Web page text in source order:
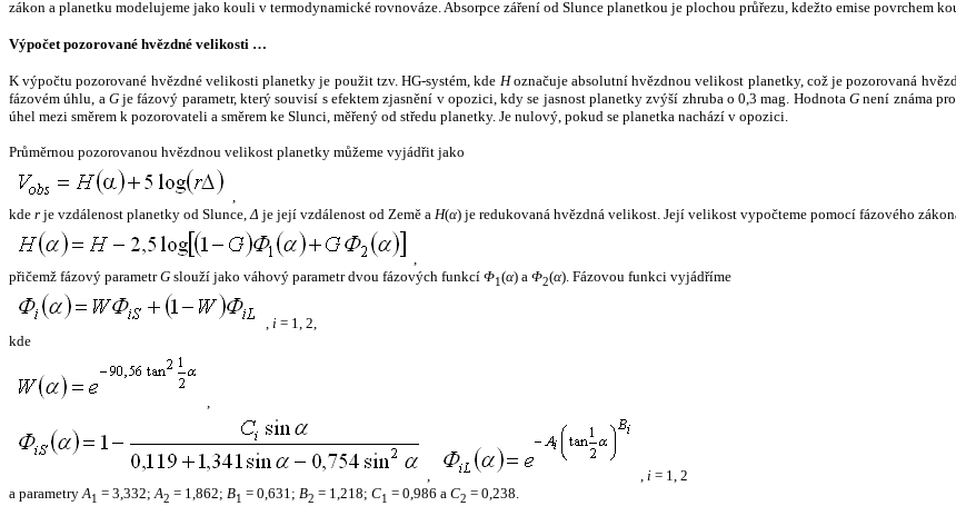
zákon a planetku modelujeme jako kouli v termodynamické rovnováze. Absorpce záření od Slunce planetkou je plochou průřezu, kdežto emise povrchem
Výpočet pozorované hvězdné velikosti …
K výpočtu pozorované hvězdné velikosti planetky je použit tzv. HG-systém, kde Hoznačuje absolutní hvězdnou velikost planetky, což je pozorovaná
fázovém úhlu, a Gje fázový parametr, který souvisí s efektem zjasnění v opozici, kdy se jasnost planetky zvýší zhruba o 0,3 mag. HodnotaG není známa
úhel mezi směrem k pozorovateli a směrem ke Slunci, měřený od středu planetky. Je nulový, pokud se planetka nachází v opozici.
Průměrnou pozorovanou hvězdnou velikost planetky můžeme vyjádřit jako
,
kde r je vzdálenost planetky od Slunce,Δ je její vzdálenost od Země a H(α) je redukovaná hvězdná velikost. Její velikost vypočteme pomocí fázového
,
přičemž fázový parametrG slouží jako váhový parametr dvou fázových funkcí Φ1(α) a Φ2(α). Fázovou funkci vyjádříme
, i = 1, 2,
kde
,
, , i = 1, 2
a parametryA1 = 3,332;A2 = 1,862; B1 = 0,631; B2 = 1,218; C1 = 0,986 a C2 = 0,238.